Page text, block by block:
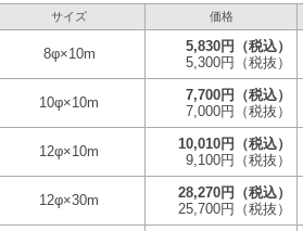
サイズ 価格
8φ×10m 5,830円
（税込）
5,300円
（税抜）
10φ×10m 7,700円
（税込）
7,000円
（税抜）
12φ×10m 10,010円
（税込）
9,100円
（税抜）
12φ×30m 28,270円
（税込）
25,700円
（税抜）